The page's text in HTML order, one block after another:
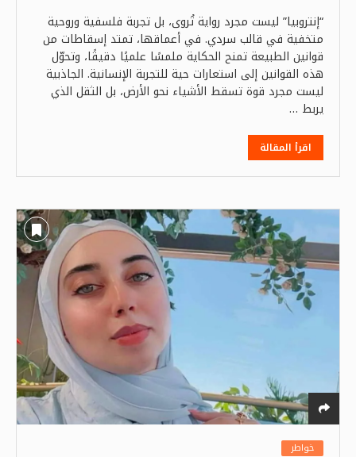
“إنتروبيا” ليست مجرد رواية تُروى، بل تجربة فلسفية وروحية
متخفية في قالب سردي. في أعماقها، تمتد إسقاطات من
قوانين الطبيعة تمنح الحكاية ملمسًا علميًا دقيقًا، وتحوّل
هذه القوانين إلى استعارات حية للتجربة الإنسانية. الجاذبية
ليست مجرد قوة تسقط الأشياء نحو الأرض، بل الثقل الذي
يربط …
اقرأ المقالة
خواطر